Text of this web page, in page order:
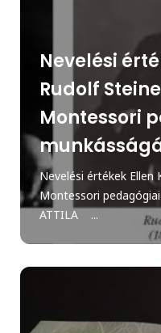
Nevelési
Rudolf
Montessori
Nevelési értékek Ellen
Montessori
ATTILA ...